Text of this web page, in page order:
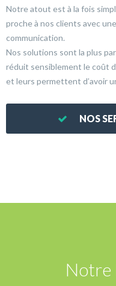
Notre atout est à la fois
proche à nos clients avec
communication.
Nos solutions sont la plus
réduit sensiblement le coût
et leurs permettent d’avoir
NOS
Notre